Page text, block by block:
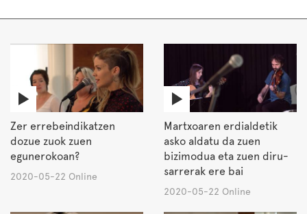
Zer errebeindikatzen
dozue zuok zuen
egunerokoan?
2020-05-22 Online
Martxoaren erdialdetik
asko aldatu da zuen
bizimodua eta zuen diru-
sarrerak ere bai
2020-05-22 Online